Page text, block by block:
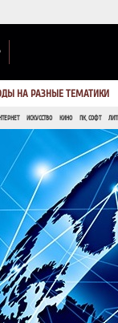
НА РАЗНЫЕ ТЕМАТИКИ
ИСКУССТВО КИНО ПК, СОФТ